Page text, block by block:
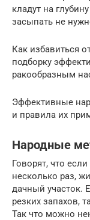
кладут на
засыпать не
Как избавиться
подборку
ракообразным
Эффективные
и правила их
Народные
Говорят, что
несколько раз,
дачный участок.
резких запахов,
Так что можно